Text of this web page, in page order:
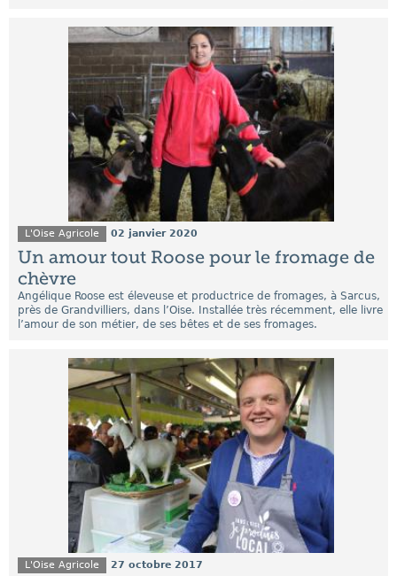
L'Oise Agricole 02 janvier 2020
Un amour tout Roose pour le fromage de
chèvre
Angélique Roose est éleveuse et productrice de fromages, à Sarcus,
près de Grandvilliers, dans l’Oise. Installée très récemment, elle livre
l’amour de son métier, de ses bêtes et de ses fromages.
L'Oise Agricole 27 octobre 2017